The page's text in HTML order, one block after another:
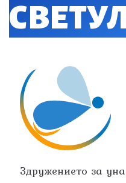
Здружението за